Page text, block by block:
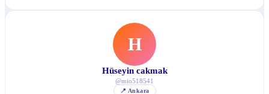
H
Hüseyin cakmak
@mio518541
📍 Ankara